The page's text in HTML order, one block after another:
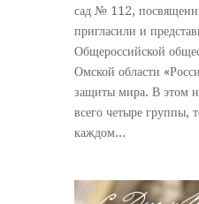
сад № 112,
пригласили и
Общероссийской
Омской области
защиты мира. В этом
всего четыре группы,
каждом...